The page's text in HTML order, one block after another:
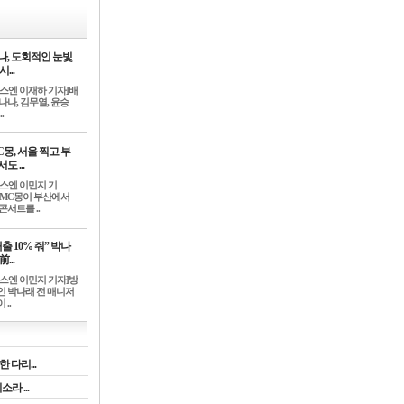
, 도회적인 눈빛
...
엔 이재하 기자]배
나, 김무열, 윤승
, 서울 찍고 부
도 ...
엔 이민지 기
몽이 부산에서
서트를 ..
10% 줘” 박나
...
엔 이민지 기자]방
박나래 전 매니저
..
다리...
라 ...